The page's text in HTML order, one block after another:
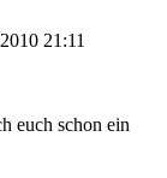
21:11
euch schon ein